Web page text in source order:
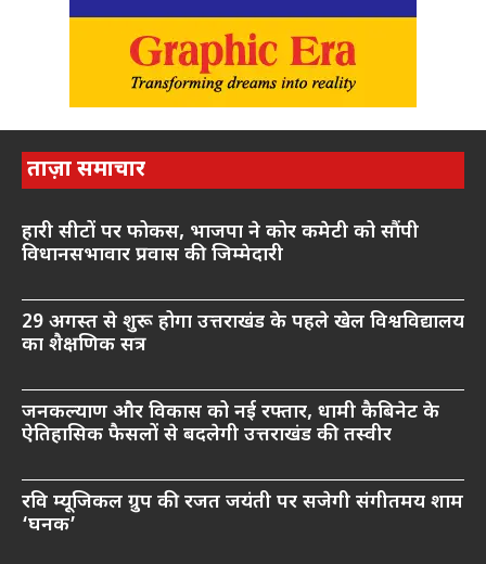
ताज़ा समाचार
हारी सीटों पर फोकस, भाजपा ने कोर कमेटी को सौंपी
विधानसभावार प्रवास की जिम्मेदारी
29 अगस्त से शुरू होगा उत्तराखंड के पहले खेल विश्वविद्यालय
का शैक्षणिक सत्र
जनकल्याण और विकास को नई रफ्तार, धामी कैबिनेट के
ऐतिहासिक फैसलों से बदलेगी उत्तराखंड की तस्वीर
रवि म्यूजिकल ग्रुप की रजत जयंती पर सजेगी संगीतमय शाम
‘घनक’